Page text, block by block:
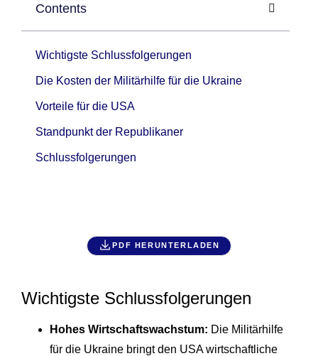
Contents
Wichtigste Schlussfolgerungen
Die Kosten der Militärhilfe für die Ukraine
Vorteile für die USA
Standpunkt der Republikaner
Schlussfolgerungen
PDF HERUNTERLADEN
Wichtigste Schlussfolgerungen
Hohes Wirtschaftswachstum: Die Militärhilfe
für die Ukraine bringt den USA wirtschaftliche